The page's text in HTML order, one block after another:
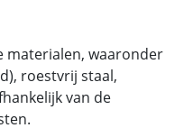
materialen, waaronder
roestvrij staal,
van de